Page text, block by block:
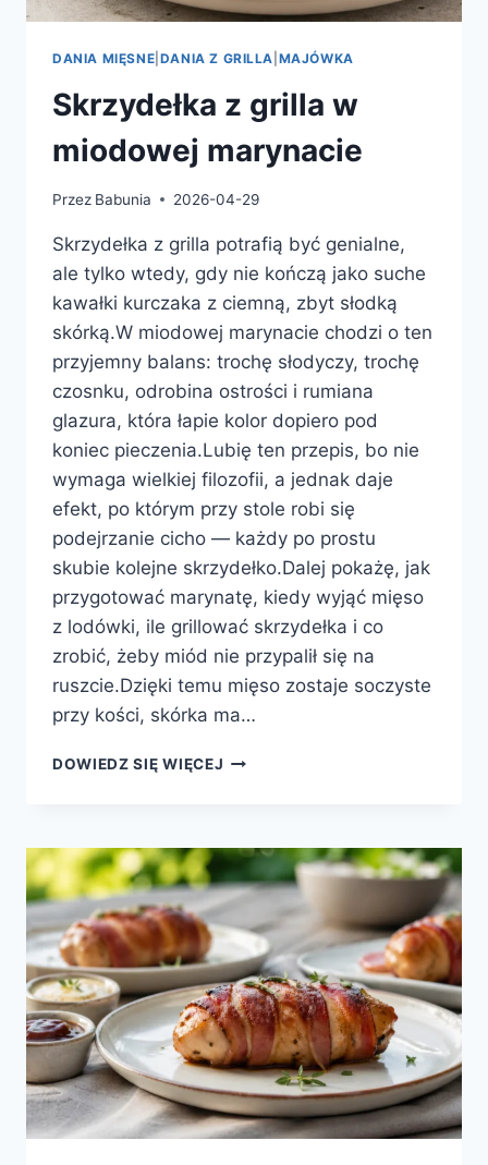
DANIA MIĘSNE DANIA Z GRILLA MAJÓWKA
Skrzydełka z grilla w
miodowej marynacie
Przez Babunia 2026-04-29
Skrzydełka z grilla potrafią być genialne,
ale tylko wtedy, gdy nie kończą jako suche
kawałki kurczaka z ciemną, zbyt słodką
skórką.W miodowej marynacie chodzi o ten
przyjemny balans: trochę słodyczy, trochę
czosnku, odrobina ostrości i rumiana
glazura, która łapie kolor dopiero pod
koniec pieczenia.Lubię ten przepis, bo nie
wymaga wielkiej filozofii, a jednak daje
efekt, po którym przy stole robi się
podejrzanie cicho — każdy po prostu
skubie kolejne skrzydełko.Dalej pokażę, jak
przygotować marynatę, kiedy wyjąć mięso
z lodówki, ile grillować skrzydełka i co
zrobić, żeby miód nie przypalił się na
ruszcie.Dzięki temu mięso zostaje soczyste
przy kości, skórka ma…
DOWIEDZ SIĘ WIĘCEJ SKRZYDEŁKA
MIODOWEJ
MARYNACIE